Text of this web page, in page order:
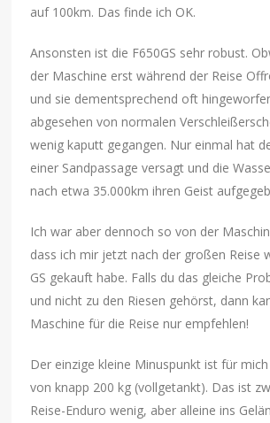
auf 100km. Das finde ich OK.
Ansonsten ist die F650GS sehr robust.
der Maschine erst während der Reise
und sie dementsprechend oft
abgesehen von normalen
wenig kaputt gegangen. Nur einmal hat
einer Sandpassage versagt und die
nach etwa 35.000km ihren Geist
Ich war aber dennoch so von der
dass ich mir jetzt nach der großen Reise
GS gekauft habe. Falls du das gleiche
und nicht zu den Riesen gehörst, dann
Maschine für die Reise nur empfehlen!
Der einzige kleine Minuspunkt ist für
von knapp 200 kg (vollgetankt). Das ist
Reise-Enduro wenig, aber alleine ins